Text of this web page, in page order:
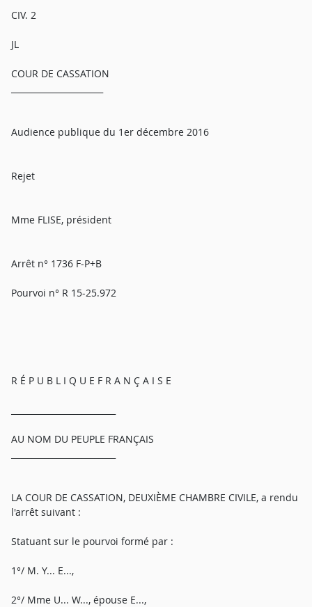
CIV. 2
JL
COUR DE CASSATION
Audience publique du 1er décembre 2016
Rejet
Mme FLISE, président
Arrêt n° 1736 F-P+B
Pourvoi n° R 15-25.972
R É P U B L I Q U E F R A N Ç A I S E
AU NOM DU PEUPLE FRANÇAIS
LA COUR DE CASSATION, DEUXIÈME CHAMBRE CIVILE, a rendu
l'arrêt suivant :
Statuant sur le pourvoi formé par :
1°/ M. Y... E...,
2°/ Mme U... W..., épouse E...,